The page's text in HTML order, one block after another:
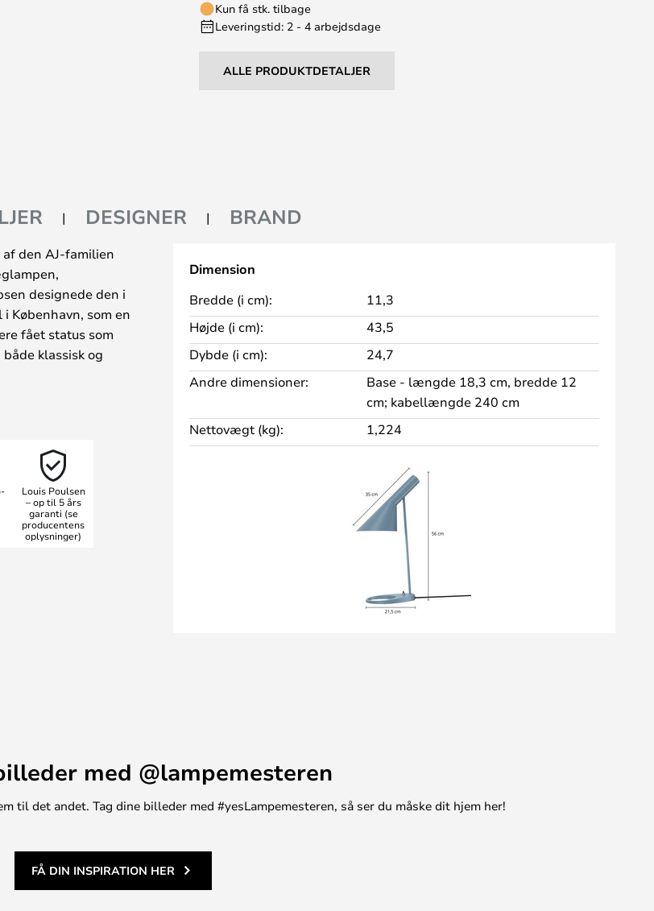
Kun få stk. tilbage
Leveringstid: 2 - 4 arbejdsdage
ALLE PRODUKTDETALJER
DESIGNER BRAND
den AJ-familien
designede den i
København, som en
fået status som
klassisk og
derfor perfekt
i original størrelse.
Louis Poulsen
– op til 5 års
garanti (se
producentens
oplysninger)
Dimension
Bredde (i cm):
11,3
Højde (i cm):
43,5
Dybde (i cm):
24,7
Andre dimensioner:
Base - længde 18,3 cm, bredde 12
cm; kabellængde 240 cm
Nettovægt (kg):
1,224
med @lampemesteren
til det andet. Tag dine billeder med #yesLampemesteren, så ser du måske dit hjem her!
FÅ DIN INSPIRATION HER